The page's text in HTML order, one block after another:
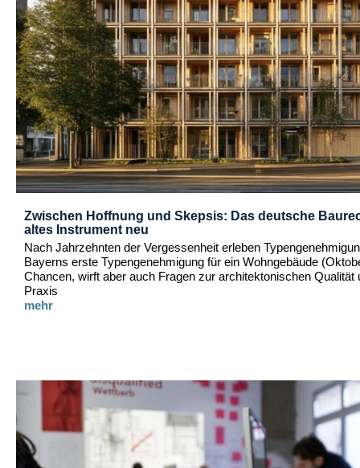
Zwischen Hoffnung und Skepsis: Das deutsche
altes Instrument neu
Nach Jahrzehnten der Vergessenheit erleben
Bayerns erste Typengenehmigung für ein Wohngebäude
Chancen, wirft aber auch Fragen zur architektonischen Qualität
Praxis
mehr